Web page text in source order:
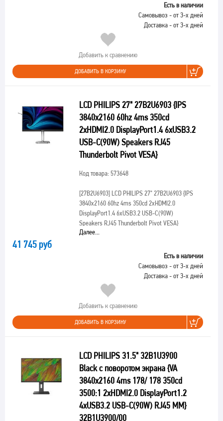
Есть в наличии
Самовывоз - от 3-х дней
Доставка - от 3-х дней
Добавить к сравнению
ДОБАВИТЬ В КОРЗИНУ
LCD PHILIPS 27" 27B2U6903 {IPS
3840x2160 60hz 4ms 350cd
2xHDMI2.0 DisplayPort1.4 6xUSB3.2
USB-C(90W) Speakers RJ45
Thunderbolt Pivot VESA}
Код товара: 573648
[27B2U6903]LCD PHILIPS 27" 27B2U6903 {IPS
3840x2160 60hz 4ms 350cd 2xHDMI2.0
DisplayPort1.4 6xUSB3.2 USB-C(90W)
Speakers RJ45 Thunderbolt Pivot VESA}
Далее...
41 745 руб
Есть в наличии
Самовывоз - от 3-х дней
Доставка - от 3-х дней
Добавить к сравнению
ДОБАВИТЬ В КОРЗИНУ
LCD PHILIPS 31.5" 32B1U3900
Black с поворотом экрана {VA
3840x2160 4ms 178/ 178 350cd
3500:1 2xHDMI2.0 DisplayPort1.2
4xUSB3.2 USB-C(90W) RJ45 MM}
32B1U3900/00